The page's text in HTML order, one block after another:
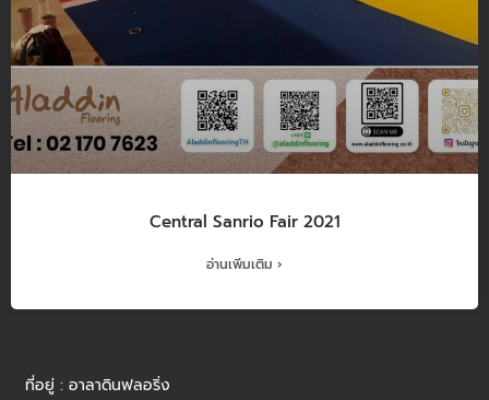
Central Sanrio Fair 2021
อ่านเพิ่มเติม ›
ที่อยู่ : อาลาดินฟลอริ่ง